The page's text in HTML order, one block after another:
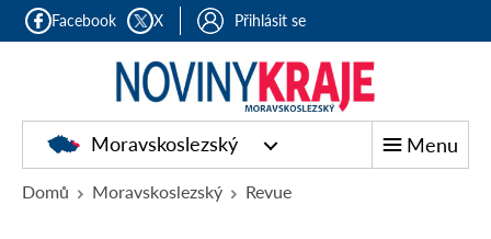
Facebook X Přihlásit se
Moravskoslezský Menu
Domů Moravskoslezský Revue